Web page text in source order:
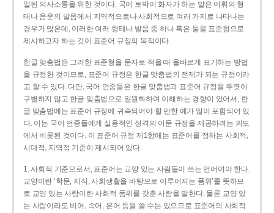
일된 의사소통을 위한 것이다. 국어 토박이 화자가 하는 말은 어휘의 형
태나 음운의 발음에서 지역적으로나 사회적으로 여러 가지로 나타나는
경우가 많은데, 이러한 여러 형태나 발음 중 하나 혹은 둘을 표준형으로
제시하고자 하는 것이 표준어 규정의 목적이다.
한글 맞춤법은 그러한 표준형을 문자로 적을 때 올바르게 표기하는 방법
을 규정한 것이므로, 표준어 규정은 한글 맞춤법의 전제가 되는 규정이라
고 할 수 있다. 다만, 국어 언중들은 한글 맞춤법과 표준어 규정을 뚜렷이
구별하지 않고 한글 맞춤법으로 일원화하여 이해하는 경향이 있어서, 한
글 맞춤법에는 표준어 규정에 귀속되어야 할 만한 예가 많이 포함되어 있
다. 이는 국어 언중들에게 실용적인 성격의 어문 규정을 제공하려는 의도
에서 비롯된 것이다. 이 표준어 규정 제1항에는 표준어를 정하는 사회적,
시대적, 지역적 기준이 제시되어 있다.
1. 사회적 기준으로서, 표준어는 교양 있는 사람들이 쓰는 언어여야 한다.
교양이란 ‘학문, 지식, 사회생활을 바탕으로 이루어지는 품위’를 뜻하므
로 교양 있는 사람이란 사회적 품위를 갖춘 사람을 말한다. 물론 교양 있
는 사람이라도 비어, 속어, 은어 등을 쓸 수는 있으므로 표준어의 사회적